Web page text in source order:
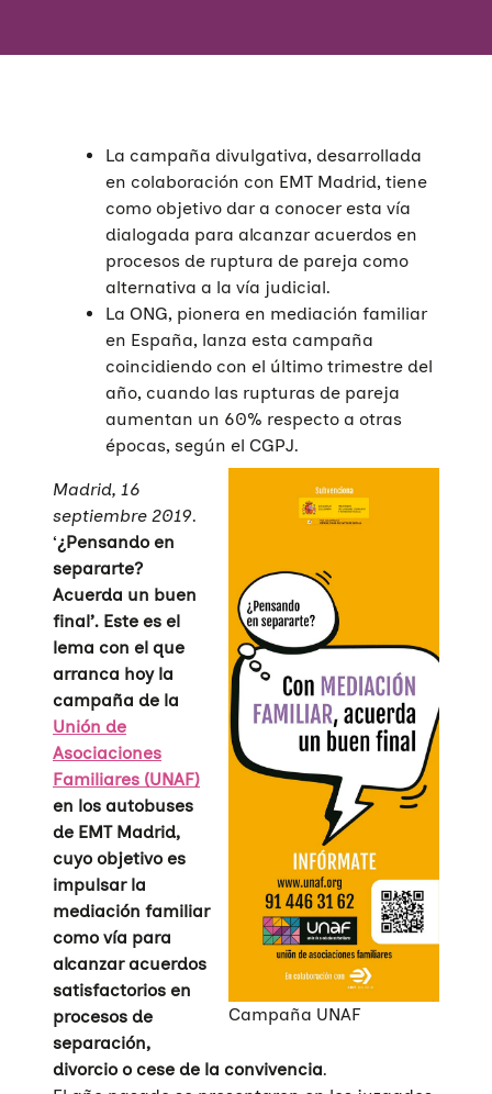
La campaña divulgativa, desarrollada
en colaboración con EMT Madrid, tiene
como objetivo dar a conocer esta vía
dialogada para alcanzar acuerdos en
procesos de ruptura de pareja como
alternativa a la vía judicial.
La ONG, pionera en mediación familiar
en España, lanza esta campaña
coincidiendo con el último trimestre del
año, cuando las rupturas de pareja
aumentan un 60% respecto a otras
épocas, según el CGPJ.
Campaña UNAF
Madrid, 16
septiembre 2019.
‘¿Pensando en
separarte?
Acuerda un buen
final’. Este es el
lema con el que
arranca hoy la
campaña de la
Unión de
Asociaciones
Familiares (UNAF)
en los autobuses
de EMT Madrid,
cuyo objetivo es
impulsar la
mediación familiar
como vía para
alcanzar acuerdos
satisfactorios en
procesos de
separación,
divorcio o cese de la convivencia.